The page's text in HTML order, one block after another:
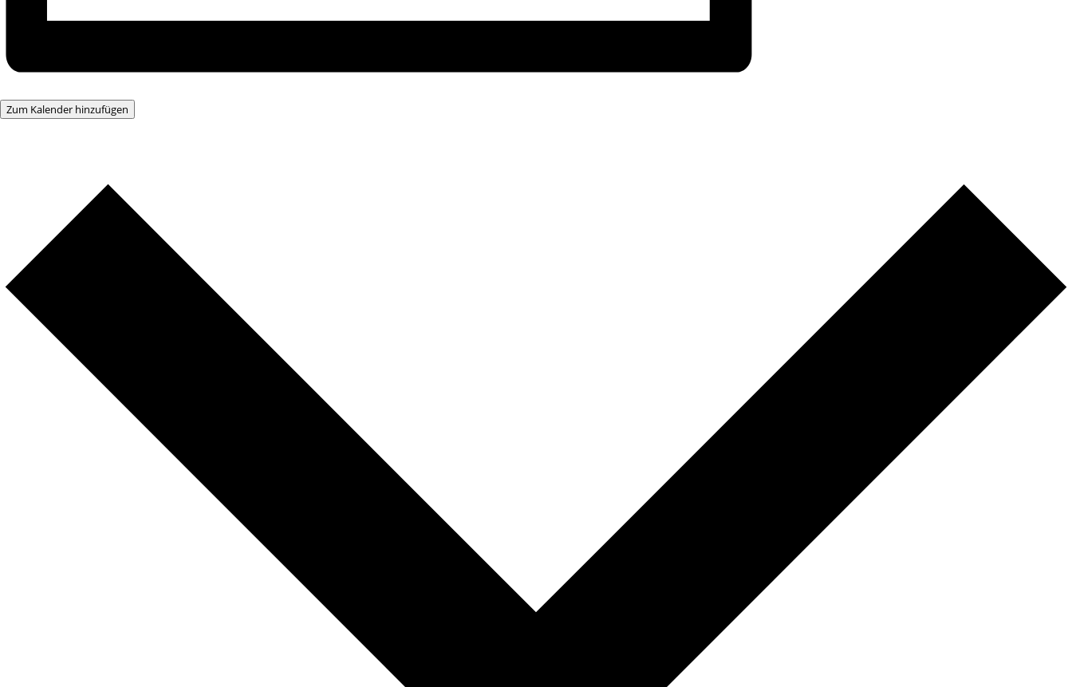
Zum Kalender hinzufügen